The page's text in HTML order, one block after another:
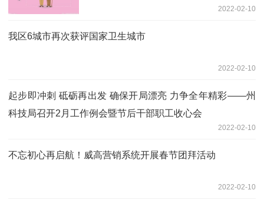
2022-02-10
我区6城市再次获评国家卫生城市
2022-02-10
起步即冲刺 砥砺再出发 确保开局漂亮 力争全年精彩——州
科技局召开2月工作例会暨节后干部职工收心会
2022-02-10
不忘初心再启航！威高营销系统开展春节团拜活动
2022-02-10